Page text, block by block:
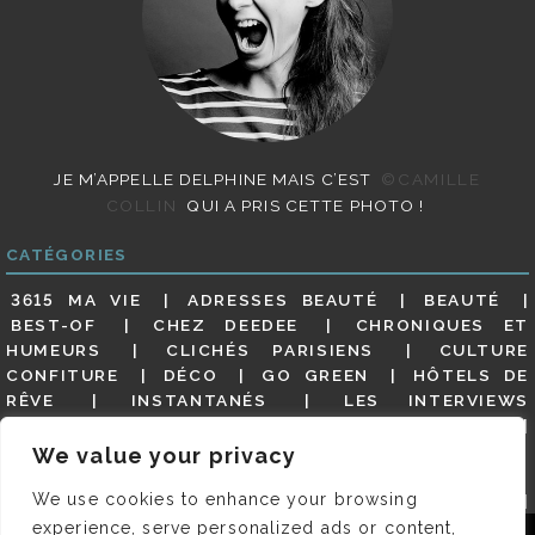
We value your privacy
We use cookies to enhance your browsing
experience, serve personalized ads or content,
JE M’APPELLE DELPHINE MAIS C’EST
©CAMILLE
COLLIN
QUI A PRIS CETTE PHOTO !
CATÉGORIES
3615 MA VIE ADRESSES BEAUTÉ
BEAUTÉ
BEST-OF
CHEZ DEEDEE
CHRONIQUES ET
HUMEURS
CLICHÉS PARISIENS
CULTURE
CONFITURE
DÉCO GO GREEN
HÔTELS DE
RÊVE
INSTANTANÉS
LES INTERVIEWS
MES ADRESSES
MODE NON CLASSÉ
GUIDE
PARIS EN PHOTOS
RESTAURANTS
REVUE DE PRESSE DÉTAILLÉE, SIOU PLAIT